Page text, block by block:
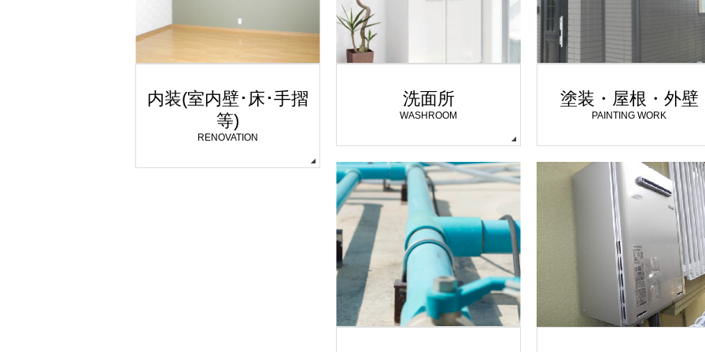
内装(室内壁･床･手摺
等)
RENOVATION
洗面所
WASHROOM
塗装・屋根・外壁
PAINTING WORK